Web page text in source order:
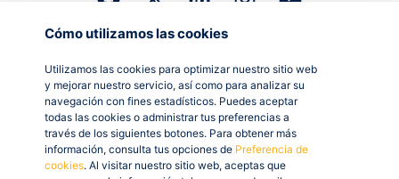
Cómo utilizamos las cookies
Utilizamos las cookies para optimizar nuestro sitio web
y mejorar nuestro servicio, así como para analizar su
navegación con fines estadísticos. Puedes aceptar
todas las cookies o administrar tus preferencias a
través de los siguientes botones. Para obtener más
información, consulta tus opciones de Preferencia de
cookies. Al visitar nuestro sitio web, aceptas que